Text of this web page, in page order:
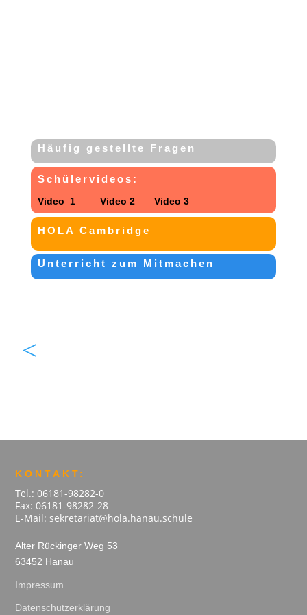
Häufig gestellte Fragen
Schülervideos:
Video 1 Video 2 Video 3
HOLA Cambridge
Unterricht zum Mitmachen
<
KONTAKT:
Tel.: 06181-98282-0
Fax: 06181-98282-28
E-Mail: sekretariat@hola.hanau.schule
Alter Rückinger Weg 53
63452 Hanau
Impressum
Datenschutzerklärung